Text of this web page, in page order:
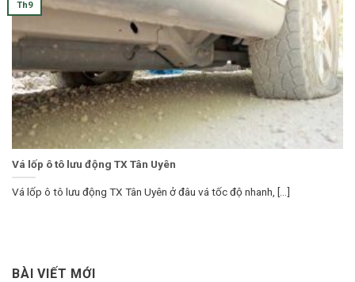
Vá lốp ô tô lưu động TX Tân Uyên
Vá lốp ô tô lưu động TX Tân Uyên ở đâu vá tốc độ nhanh, [...]
Th9
BÀI VIẾT MỚI